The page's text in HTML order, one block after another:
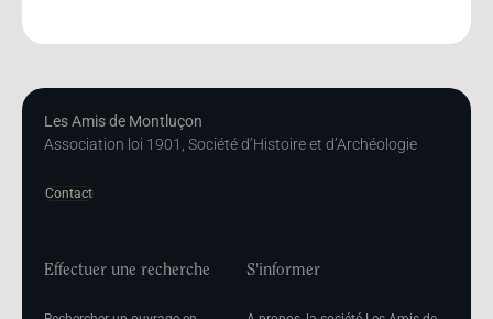
Les Amis de Montluçon
Association loi 1901, Société d’Histoire et d’Archéologie
Contact
Effectuer une recherche S'informer